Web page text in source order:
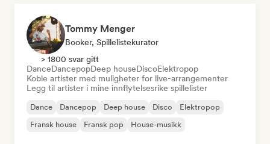
Tommy Menger
Booker, Spillelistekurator
> 1800 svar gitt
DanceDancepopDeep houseDiscoElektropop
Koble artister med muligheter for live-arrangementer
Legg til artister i mine innflytelsesrike spillelister
Dance Dancepop Deep house Disco
Elektropop
Fransk house
Fransk pop House-musikk